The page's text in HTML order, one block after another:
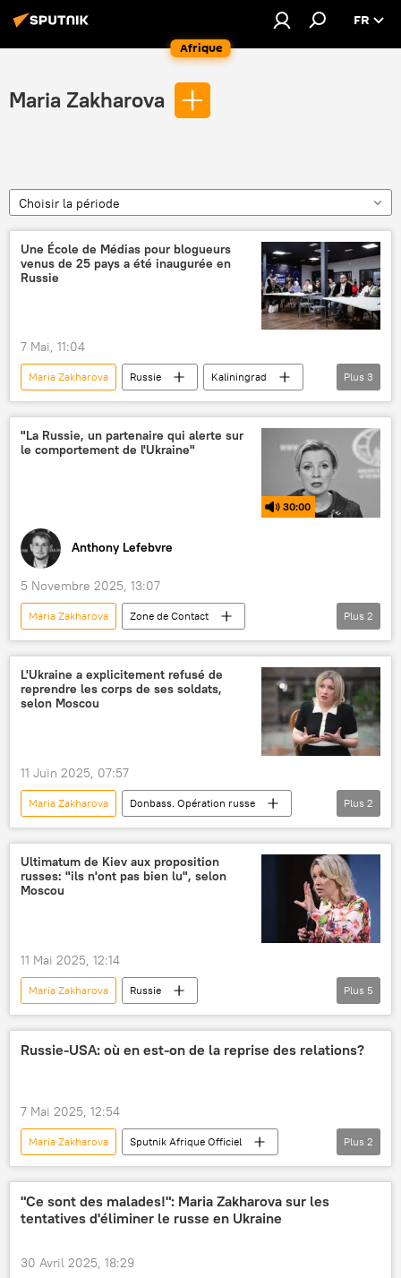
Afrique
FR
Maria Zakharova
Choisir la période
Une École de Médias pour blogueurs
venus de 25 pays a été inaugurée en
Russie
7 Mai, 11:04
Maria Zakharova Russie
Kaliningrad
journalisme
blogueurs
désinformation
Plus 3
"La Russie, un partenaire qui alerte sur
le comportement de l'Ukraine"
30:00
Anthony Lefebvre
5 Novembre 2025, 13:07
Maria Zakharova
Zone de Contact
Podcasts
Ukraine Afrique
Plus 2
L'Ukraine a explicitement refusé de
reprendre les corps de ses soldats,
selon Moscou
11 Juin 2025, 07:57
Maria Zakharova
Donbass. Opération russe
Russie
Ukraine
Plus 2
Ultimatum de Kiev aux proposition
russes: "ils n'ont pas bien lu", selon
Moscou
11 Mai 2025, 12:14
Maria Zakharova
Russie
Volodymyr Zelensky
Kiev
Vladimir Poutine
négociations
Plus 5
Russie-USA: où en est-on de la reprise des relations?
7 Mai 2025, 12:54
Maria Zakharova
Sputnik Afrique Officiel
Russie
États-Unis
Plus 2
"Ce sont des malades!": Maria Zakharova sur les
tentatives d'éliminer le russe en Ukraine
30 Avril 2025, 18:29